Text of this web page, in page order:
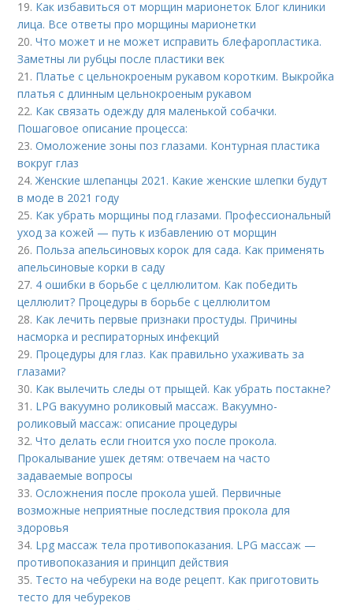
19. Как избавиться от морщин марионеток Блог клиники
лица. Все ответы про морщины марионетки
20.Что может и не может исправить блефаропластика.
Заметны ли рубцы после пластики век
21. Платье с цельнокроеным рукавом коротким. Выкройка
платья с длинным цельнокроеным рукавом
22. Как связать одежду для маленькой собачки.
Пошаговое описание процесса:
23.Омоложение зоны поз глазами. Контурная пластика
вокруг глаз
24.Женские шлепанцы 2021. Какие женские шлепки будут
в моде в 2021 году
25. Как убрать морщины под глазами. Профессиональный
уход за кожей — путь к избавлению от морщин
26. Польза апельсиновых корок для сада. Как применять
апельсиновые корки в саду
27. 4 ошибки в борьбе с целлюлитом. Как победить
целлюлит? Процедуры в борьбе с целлюлитом
28. Как лечить первые признаки простуды. Причины
насморка и респираторных инфекций
29. Процедуры для глаз. Как правильно ухаживать за
глазами?
30. Как вылечить следы от прыщей. Как убрать постакне?
31. LPG вакуумно роликовый массаж. Вакуумно-
роликовый массаж: описание процедуры
32.Что делать если гноится ухо после прокола.
Прокалывание ушек детям: отвечаем на часто
задаваемые вопросы
33.Осложнения после прокола ушей. Первичные
возможные неприятные последствия прокола для
здоровья
34. Lpg массаж тела противопоказания. LPG массаж —
противопоказания и принцип действия
35. Тесто на чебуреки на воде рецепт. Как приготовить
тесто для чебуреков